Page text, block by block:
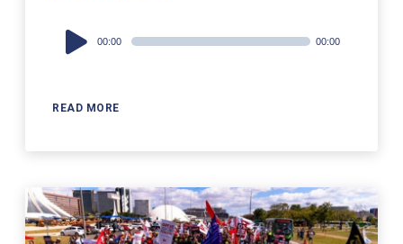
READ MORE
Audio
Player
00:00 00:00